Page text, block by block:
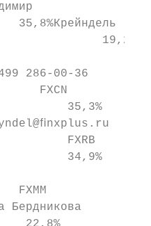
35,8%Крейндель
19,2%
286-00-36
FXCN
35,3%
FXRB
34,9%
FXMM
Бердникова